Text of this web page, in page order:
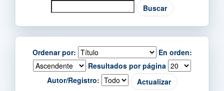
Ordenar por:
En orden:
Resultados por página
Autor/Registro: